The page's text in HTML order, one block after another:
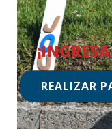
REALIZAR